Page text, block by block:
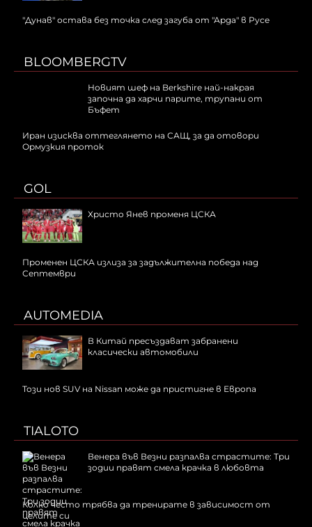
"Дунав" остава без точка след загуба от "Арда" в Русе
BLOOMBERGTV
Новият шеф на Berkshire най-накрая
започна да харчи парите, трупани от
Бъфет
Иран изисква оттеглянето на САЩ, за да отовори
Ормузкия проток
GOL
Христо Янев променя ЦСКА
Променен ЦСКА излиза за задължителна победа над
Септември
AUTOMEDIA
В Китай пресъздават забранени
класически автомобили
Този нов SUV на Nissan може да пристигне в Европа
TIALOTO
Венера във Везни разпалва страстите: Три
зодии правят смела крачка в любовта
Колко често трябва да тренирате в зависимост от
целите си